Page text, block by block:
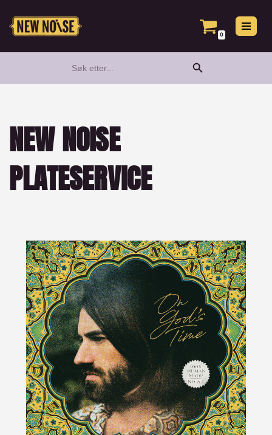
Hopp
0
for:
Search Button
NEW NOISE
PLATESERVICE